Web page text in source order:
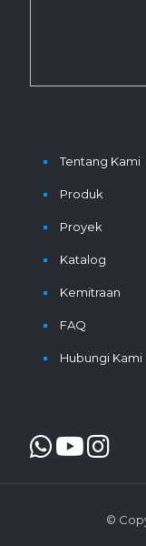
Tentang Kami
Produk
Proyek
Katalog
Kemitraan
FAQ
Hubungi Kami
©